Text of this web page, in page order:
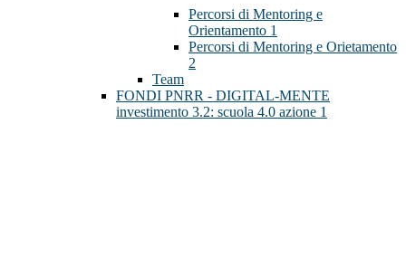
Percorsi di Mentoring e
Orientamento 1
Percorsi di Mentoring e Orietamento
2
Team
FONDI PNRR - DIGITAL-MENTE
investimento 3.2: scuola 4.0 azione 1